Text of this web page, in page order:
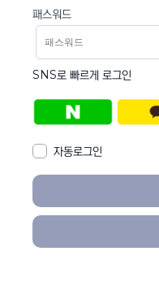
패스워드
SNS로 빠르게 로그인
자동로그인